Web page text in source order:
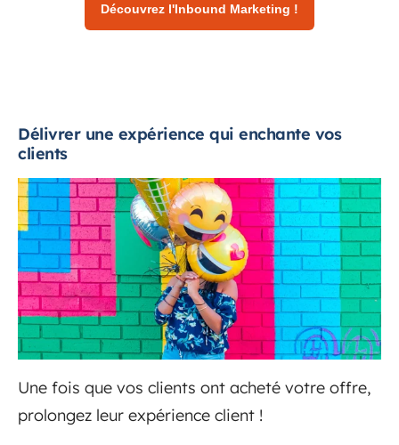
Découvrez l'Inbound Marketing !
Délivrer une expérience qui enchante vos
clients
Une fois que vos clients ont acheté votre offre,
prolongez leur expérience client !